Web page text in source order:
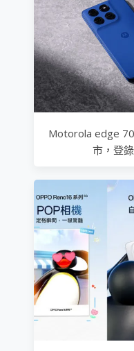
Motorola edge
市，登